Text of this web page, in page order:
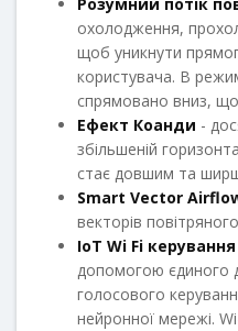
охолодження,
щоб уникнути
користувача. В
спрямовано вниз,
Ефект Коанди -
збільшеній
стає довшим та
Smart Vector
векторів
IoT Wi Fi керування
допомогою єдиного
голосового
нейронної мережі.